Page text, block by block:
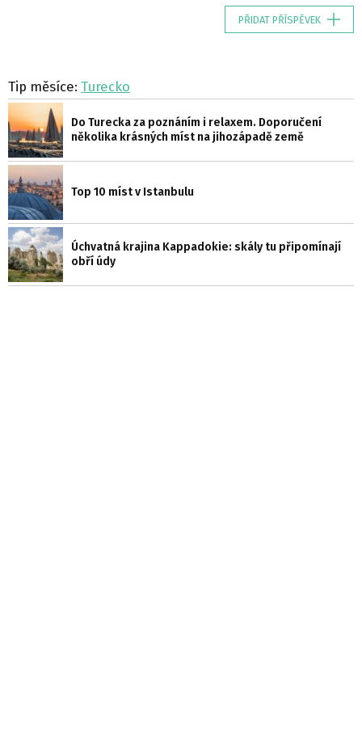
PŘIDAT PŘÍSPĚVEK
Tip měsíce: Turecko
Do Turecka za poznáním i relaxem. Doporučení
několika krásných míst na jihozápadě země
Top 10 míst v Istanbulu
Úchvatná krajina Kappadokie: skály tu připomínají
obří údy